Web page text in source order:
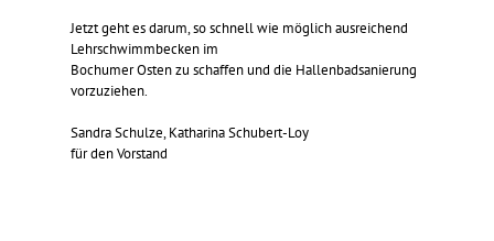
Jetzt geht es darum, so schnell wie möglich ausreichend
Lehrschwimmbecken im
Bochumer Osten zu schaffen und die Hallenbadsanierung
vorzuziehen.
Sandra Schulze, Katharina Schubert-Loy
für den Vorstand